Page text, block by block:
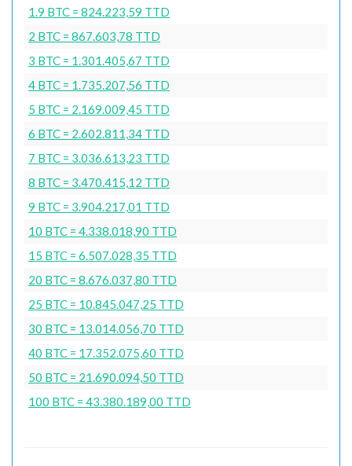
1.9 BTC = 824.223,59 TTD
2 BTC = 867.603,78 TTD
3 BTC = 1.301.405,67 TTD
4 BTC = 1.735.207,56 TTD
5 BTC = 2.169.009,45 TTD
6 BTC = 2.602.811,34 TTD
7 BTC = 3.036.613,23 TTD
8 BTC = 3.470.415,12 TTD
9 BTC = 3.904.217,01 TTD
10 BTC = 4.338.018,90 TTD
15 BTC = 6.507.028,35 TTD
20 BTC = 8.676.037,80 TTD
25 BTC = 10.845.047,25 TTD
30 BTC = 13.014.056,70 TTD
40 BTC = 17.352.075,60 TTD
50 BTC = 21.690.094,50 TTD
100 BTC = 43.380.189,00 TTD